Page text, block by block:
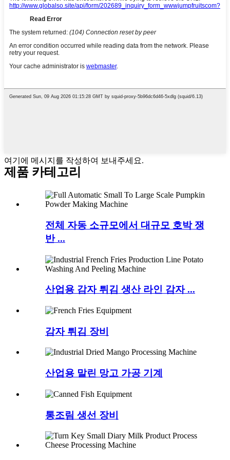
여기에 메시지를 작성하여 보내주세요.
제품 카테고리
전체 자동 소규모에서 대규모 호박 쟁
반 ...
산업용 감자 튀김 생산 라인 감자 ...
감자 튀김 장비
산업용 말린 망고 가공 기계
통조림 생선 장비